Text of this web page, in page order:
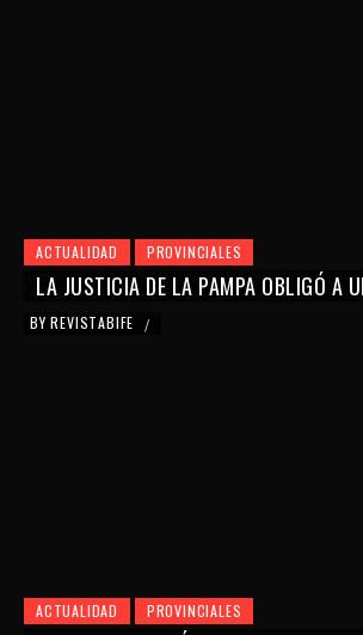
ACTUALIDAD PROVINCIALES
LA JUSTICIA DE LA PAMPA OBLIGÓ A
BY REVISTABIFE /
ACTUALIDAD PROVINCIALES